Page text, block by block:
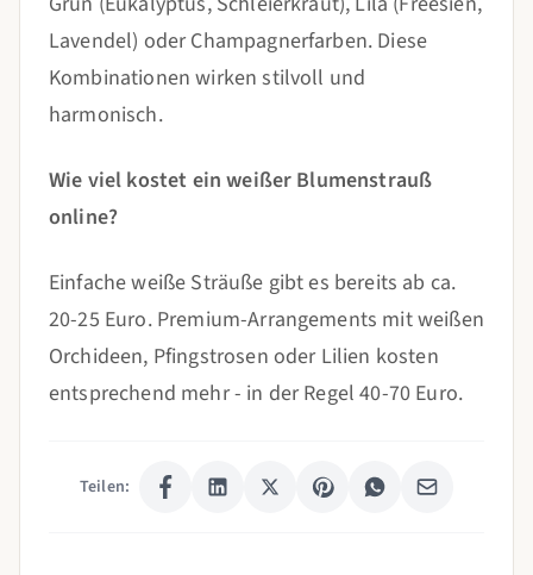
Lavendel) oder Champagnerfarben. Diese
Kombinationen wirken stilvoll und
harmonisch.
Wie viel kostet ein weißer Blumenstrauß
online?
Einfache weiße Sträuße gibt es bereits ab ca.
20-25 Euro. Premium-Arrangements mit weißen
Orchideen, Pfingstrosen oder Lilien kosten
entsprechend mehr - in der Regel 40-70 Euro.
Teilen: